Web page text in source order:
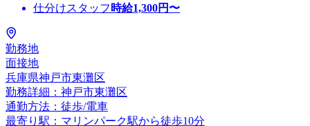
仕分けスタッフ 時給1,300円〜
勤務地
面接地
兵庫県神戸市東灘区
勤務詳細：神戸市東灘区
通勤方法：徒歩/電車
最寄り駅：マリンパーク駅から徒歩10分